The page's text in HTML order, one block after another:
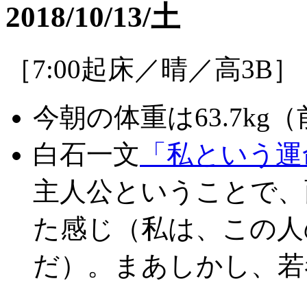
2018/10/13/土
［7:00起床／晴／高3B］
今朝の体重は63.7kg（
白石一文 「私という
主人公ということで
た感じ（私は、この
だ）。まあしかし、